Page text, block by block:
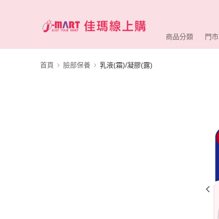
商品分類 門
首頁 臉部保養 乳液(霜)/凝膠(露)